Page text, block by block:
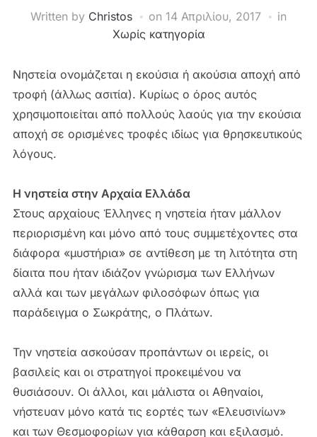
Written by Christos on 14 Απριλίου, 2017
in
Χωρίς κατηγορία
Νηστεία ονομάζεται η εκούσια ή ακούσια αποχή από
τροφή (άλλως ασιτία). Κυρίως ο όρος αυτός
χρησιμοποιείται από πολλούς λαούς για την εκούσια
αποχή σε ορισμένες τροφές ιδίως για θρησκευτικούς
λόγους.
Η νηστεία στην Αρχαία Ελλάδα
Στους αρχαίους Έλληνες η νηστεία ήταν μάλλον
περιορισμένη και μόνο από τους συμμετέχοντες στα
διάφορα «μυστήρια» σε αντίθεση με τη λιτότητα στη
δίαιτα που ήταν ιδιάζον γνώρισμα των Ελλήνων
αλλά και των μεγάλων φιλοσόφων όπως για
παράδειγμα ο Σωκράτης, ο Πλάτων.
Την νηστεία ασκούσαν προπάντων οι ιερείς, οι
βασιλείς και οι στρατηγοί προκειμένου να
θυσιάσουν. Οι άλλοι, και μάλιστα οι Αθηναίοι,
νήστευαν μόνο κατά τις εορτές των «Ελευσινίων»
και των Θεσμοφορίων για κάθαρση και εξιλασμό.